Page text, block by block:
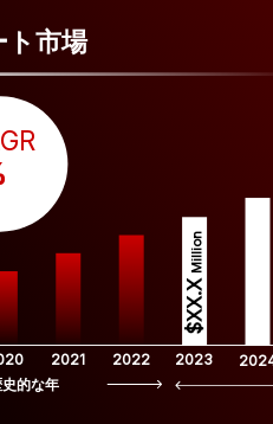
ト市場
2021 2022 2023
$XX.X
Million
的な年